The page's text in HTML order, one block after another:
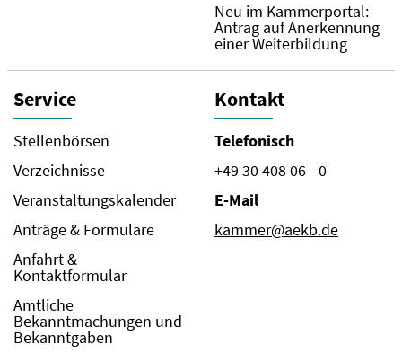
Neu im Kammerportal:
Antrag auf Anerkennung
einer Weiterbildung
Service
Stellenbörsen
Verzeichnisse
Veranstaltungskalender
Anträge & Formulare
Anfahrt &
Kontaktformular
Amtliche
Bekanntmachungen und
Bekanntgaben
Kontakt
Telefonisch
+49 30 408 06 - 0
E-Mail
kammer@aekb.de